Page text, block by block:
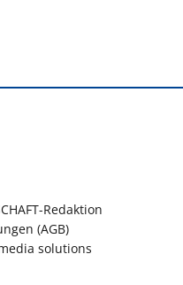
Redaktion
(AGB)
solutions